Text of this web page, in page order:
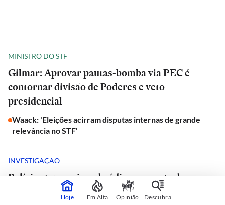
MINISTRO DO STF
Gilmar: Aprovar pautas-bomba via PEC é
contornar divisão de Poderes e veto
presidencial
Waack: 'Eleições acirram disputas internas de grande
relevância no STF'
INVESTIGAÇÃO
Polícia apura crime de ódio em morte de
doutorando da USP e advogado encontrado
Hoje Em Alta Opinião Descubra